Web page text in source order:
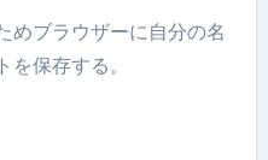
めブラウザーに自分の名
保存する。